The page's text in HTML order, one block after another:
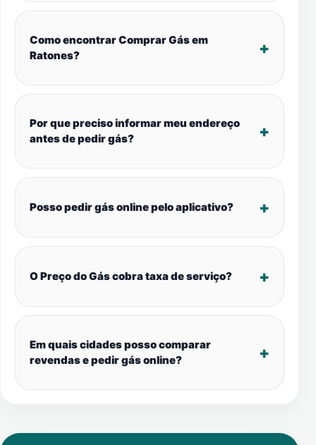
Como encontrar Comprar Gás em
Ratones?
Por que preciso informar meu endereço
antes de pedir gás?
Posso pedir gás online pelo aplicativo?
O Preço do Gás cobra taxa de serviço?
Em quais cidades posso comparar
revendas e pedir gás online?